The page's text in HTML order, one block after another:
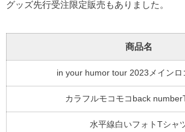
グッズ先行受注限定販売もありました。
商品名
in your humor tour 2023メインロ
カラフルモコモコback
水平線白いフォトTシャ